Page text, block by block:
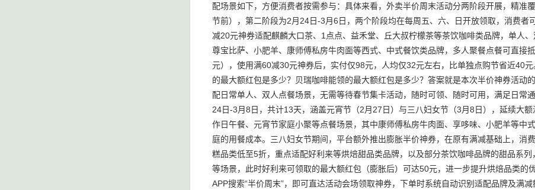
配场景如下，方便消费者按需参与：具体来看，外卖半价周末活动分两阶段开展，精准
节前），第二阶段为2月24日-3月6日，两个阶段均在每周五、六、日开放领取，消费
减20元神券适配麒麟大口茶、1点点、益禾堂、丘大叔柠檬茶等茶饮咖啡类品牌，单人
尊宝比萨、小肥羊、康师傅私房牛肉面等西式、中式餐饮类品牌，多人聚餐点餐可直接
元），使用满60减30元神券后，实付仅98元，人均仅32元左右，比单独点购节省近40
的最大额红包是多少？贝瑞咖啡能领的最大额红包是多少？答案就是本次半价神券活
配日常单人、双人点餐场景，无需等待春节集卡活动，随时可领、随时可用，满足日常
24日-3月8日，共计13天，涵盖元宵节（2月27日）与三八妇女节（3月8日），延续大
作日午餐、元宵节家庭小聚等点餐场景，其中康师傅私房牛肉面、享哆味、小肥羊等中
庭的用餐成本。三八妇女节期间，平台额外推出膨胀半价神券，在原有满减基础上，消
糕品类低至5折，重点适配好利来等烘焙甜品类品牌，以及部分茶饮咖啡品牌的甜品系
等场景，此时好利来可领取的最大额红包（膨胀后）可达50元，进一步提升烘焙品类
APP搜索“半价周末”，即可直达活动会场领取神券，下单时系统自动识别适配品牌及满